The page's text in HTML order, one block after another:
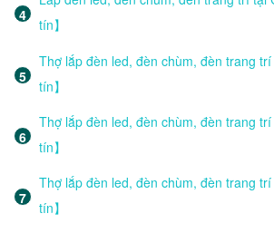
tín】
Thợ lắp đèn led, đèn chùm, đèn trang
tín】
Thợ lắp đèn led, đèn chùm, đèn trang
tín】
Thợ lắp đèn led, đèn chùm, đèn trang
tín】